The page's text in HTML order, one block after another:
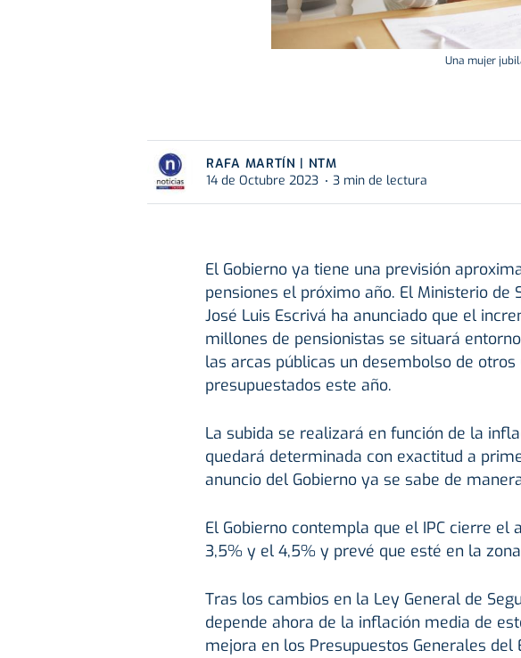
Una mujer
RAFA MARTÍN | NTM
14 de Octubre 2023
3 min de lectura
El Gobierno ya tiene una previsión
pensiones el próximo año. El Ministerio de
José Luis Escrivá ha anunciado que el
millones de pensionistas se situará
las arcas públicas un desembolso de
presupuestados este año.
La subida se realizará en función de la
quedará determinada con exactitud a
anuncio del Gobierno ya se sabe de
El Gobierno contempla que el IPC cierre
3,5% y el 4,5% y prevé que esté en la
Tras los cambios en la Ley General de
depende ahora de la inflación media de
mejora en los Presupuestos Generales del